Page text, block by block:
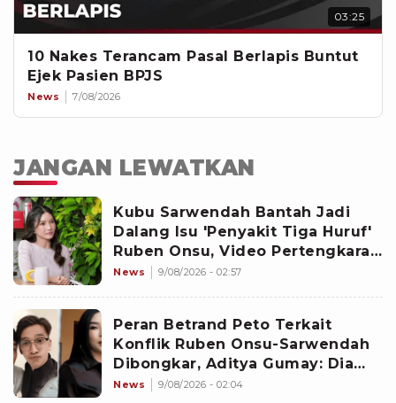
03:25
10 Nakes Terancam Pasal Berlapis Buntut
Ejek Pasien BPJS
News 7/08/2026
JANGAN LEWATKAN
Kubu Sarwendah Bantah Jadi
Dalang Isu 'Penyakit Tiga Huruf'
Ruben Onsu, Video Pertengkaran
Ikut Disorot
News 9/08/2026 - 02:57
Peran Betrand Peto Terkait
Konflik Ruben Onsu-Sarwendah
Dibongkar, Aditya Gumay: Dia
Pemegang Kartu
News 9/08/2026 - 02:04